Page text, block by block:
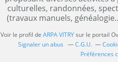
culturelles, randonnées,
(travaux manuels,
Voir le profil de ARPA VITRYsur le portail
Signaler un abus
C.G.U.
Préférences